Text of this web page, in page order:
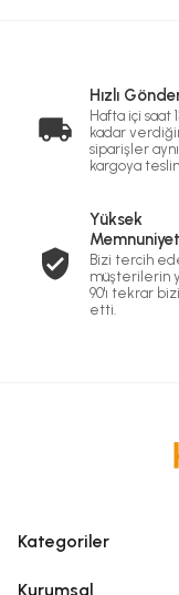
Hızlı
Hafta içi saat
kadar
siparişler
kargoya
Yüksek
Memnuniyet
Bizi tercih
müşterilerin
90'ı tekrar
etti.
Kategoriler
Kurumsal